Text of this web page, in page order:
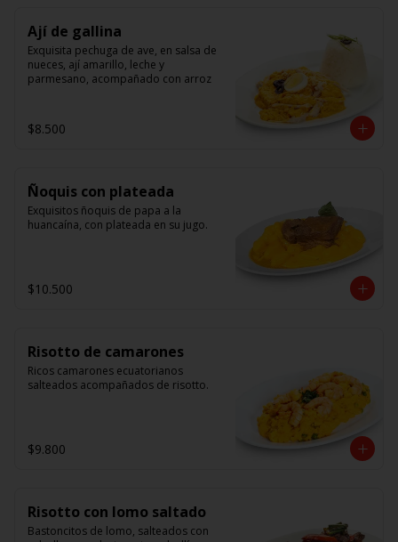
Ají de gallina
Exquisita pechuga de ave, en salsa de
nueces, ají amarillo, leche y
parmesano, acompañado con arroz
$8.500
Ñoquis con plateada
Exquisitos ñoquis de papa a la
huancaína, con plateada en su jugo.
$10.500
Risotto de camarones
Ricos camarones ecuatorianos
salteados acompañados de risotto.
$9.800
Risotto con lomo saltado
Bastoncitos de lomo, salteados con